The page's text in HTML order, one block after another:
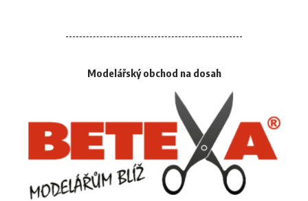
Modelářský obchod na dosah